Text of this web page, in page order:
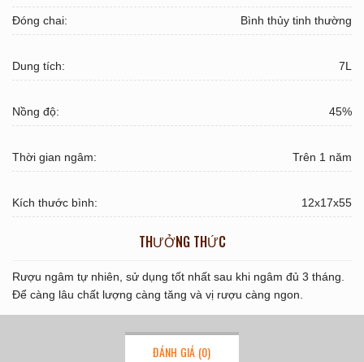
Đóng chai: Bình thủy tinh thường
Dung tích: 7L
Nồng độ: 45%
Thời gian ngâm: Trên 1 năm
Kích thước bình: 12x17x55
THƯỞNG THỨC
Rượu ngâm tự nhiên, sử dụng tốt nhất sau khi ngâm đủ 3 tháng.
Để càng lâu chất lượng càng tăng và vị rượu càng ngon.
ĐÁNH GIÁ (0)